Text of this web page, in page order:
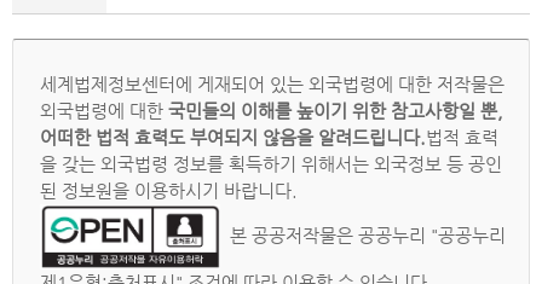
세계법제정보센터에 게재되어 있는 외국법령에 대한 저작물은
외국법령에 대한 국민들의 이해를 높이기 위한 참고사항일 뿐,
어떠한 법적 효력도 부여되지 않음을 알려드립니다.법적 효력
을 갖는 외국법령 정보를 획득하기 위해서는 외국정보 등 공인
된 정보원을 이용하시기 바랍니다.
본 공공저작물은 공공누리 "공공누리